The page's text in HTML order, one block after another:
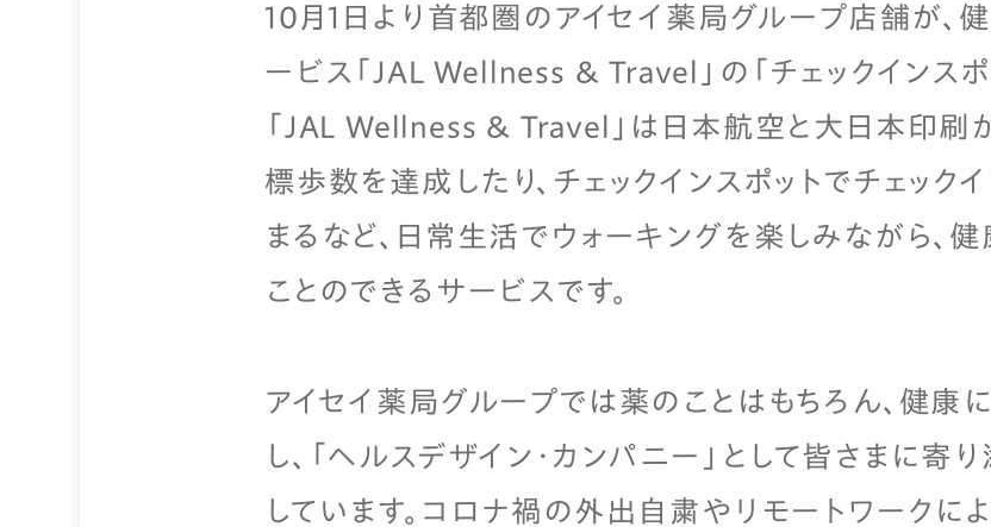
10月1日より首都圏のアイセイ薬局グループ店舗が、
ービス「JAL Wellness & Travel」の「チェックインスポ
「JAL Wellness & Travel」は日本航空と大日本印刷
標歩数を達成したり、チェックインスポットでチェック
まるなど、日常生活でウォーキングを楽しみながら、
ことのできるサービスです。
アイセイ薬局グループでは薬のことはもちろん、健康
し、「ヘルスデザイン・カンパニー」として皆さまに
しています。コロナ禍の外出自粛やリモートワークに